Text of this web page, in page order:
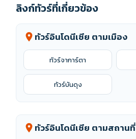
ลิงก์ทัวร์ที่เกี่ยวข้อง
location_on ทัวร์อินโดนีเซีย ตามเมือง
ทัวร์จาการ์ตา
ทัวร์บันดุง
location_on ทัวร์อินโดนีเซีย ตามสถานที่